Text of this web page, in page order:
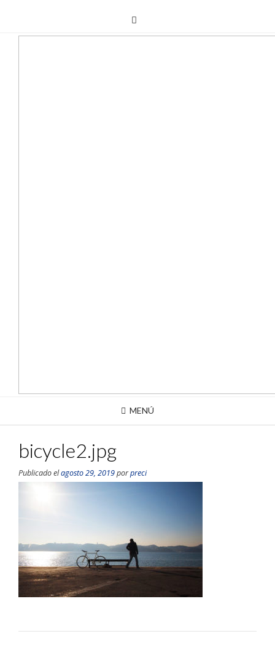
MENÚ
bicycle2.jpg
Publicado elagosto 29, 2019porpreci